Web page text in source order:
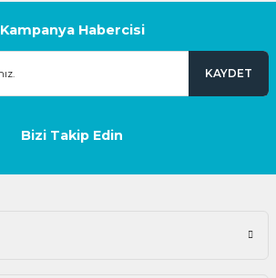
Kampanya Habercisi
KAYDET
Bizi Takip Edin